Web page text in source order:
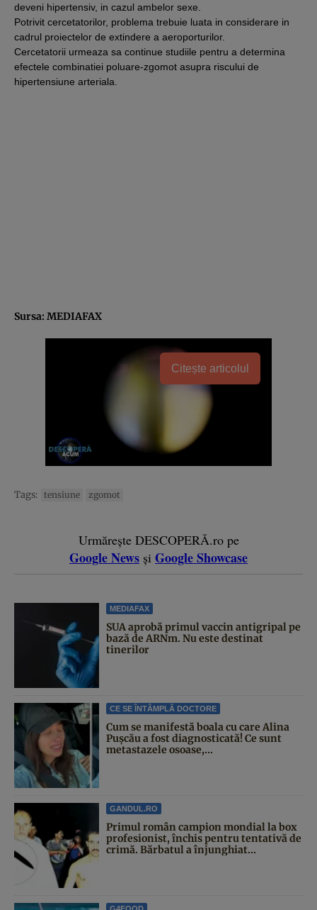
deveni hipertensiv, in cazul ambelor sexe.
Potrivit cercetatorilor, problema trebuie luata in considerare in
cadrul proiectelor de extindere a aeroporturilor.
Cercetatorii urmeaza sa continue studiile pentru a determina
efectele combinatiei poluare-zgomot asupra riscului de
hipertensiune arteriala.
Sursa: MEDIAFAX
Citește articolul
Tags: tensiune zgomot
Urmărește DESCOPERĂ.ro pe
Google News și Google Showcase
MEDIAFAX
SUA aprobă primul vaccin antigripal pe
bază de ARNm. Nu este destinat
tinerilor
CE SE ÎNTÂMPLĂ DOCTORE
Cum se manifestă boala cu care Alina
Pușcău a fost diagnosticată! Ce sunt
metastazele osoase,...
GANDUL.RO
Primul român campion mondial la box
profesionist, închis pentru tentativă de
crimă. Bărbatul a înjunghiat...